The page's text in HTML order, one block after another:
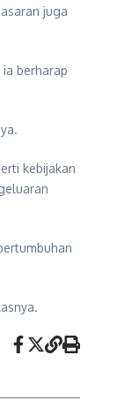
juga
berharap
kebijakan